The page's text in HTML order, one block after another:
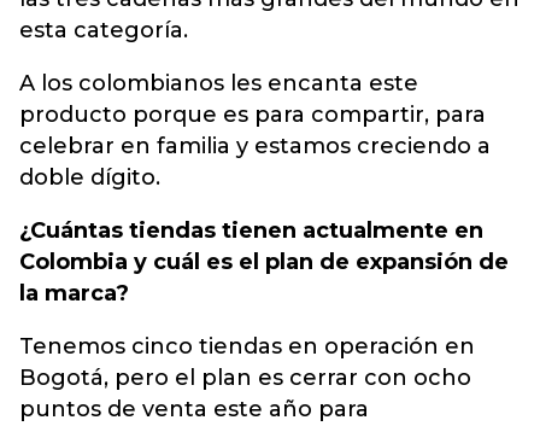
esta categoría.
A los colombianos les encanta este
producto porque es para compartir, para
celebrar en familia y estamos creciendo a
doble dígito.
¿Cuántas tiendas tienen actualmente en
Colombia y cuál es el plan de expansión de
la marca?
Tenemos cinco tiendas en operación en
Bogotá, pero el plan es cerrar con ocho
puntos de venta este año para